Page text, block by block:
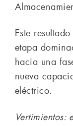
Este
etapa
hacia una
nueva
eléctrico.
Vertimientos: